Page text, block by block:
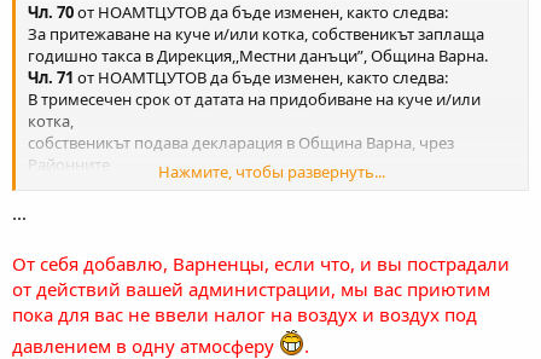
Чл. 70от НОАМТЦУТОВ да бъде изменен, както следва:
За притежаване на куче и/или котка, собственикът заплаща
годишно такса в Дирекция,,Местни данъци”, Община Варна.
Чл. 71 от НОАМТЦУТОВ да бъде изменен, както следва:
В тримесечен срок от датата на придобиване на куче и/или
котка,
собственикът подава декларация в Община Варна, чрез
Районните
администрации. Декларацията се подава в два екземпляра по
Дирекция,,Местни
данъци”. Първият се предава в 7 дневен срок от Районните
администрации/кметствата на Дирекция „Местни данъци”,
Община Варна.
В чл. 73от НОАМТЦУТОВ да бъде добавена т. 7 с текст:
Нажмите, чтобы развернуть...
...
От себя добавлю, Варненцы, если что, и вы пострадали
от действий вашей администрации, мы вас приютим
пока для вас не ввели налог на воздух и воздух под
давлением в одну атмосферу
.